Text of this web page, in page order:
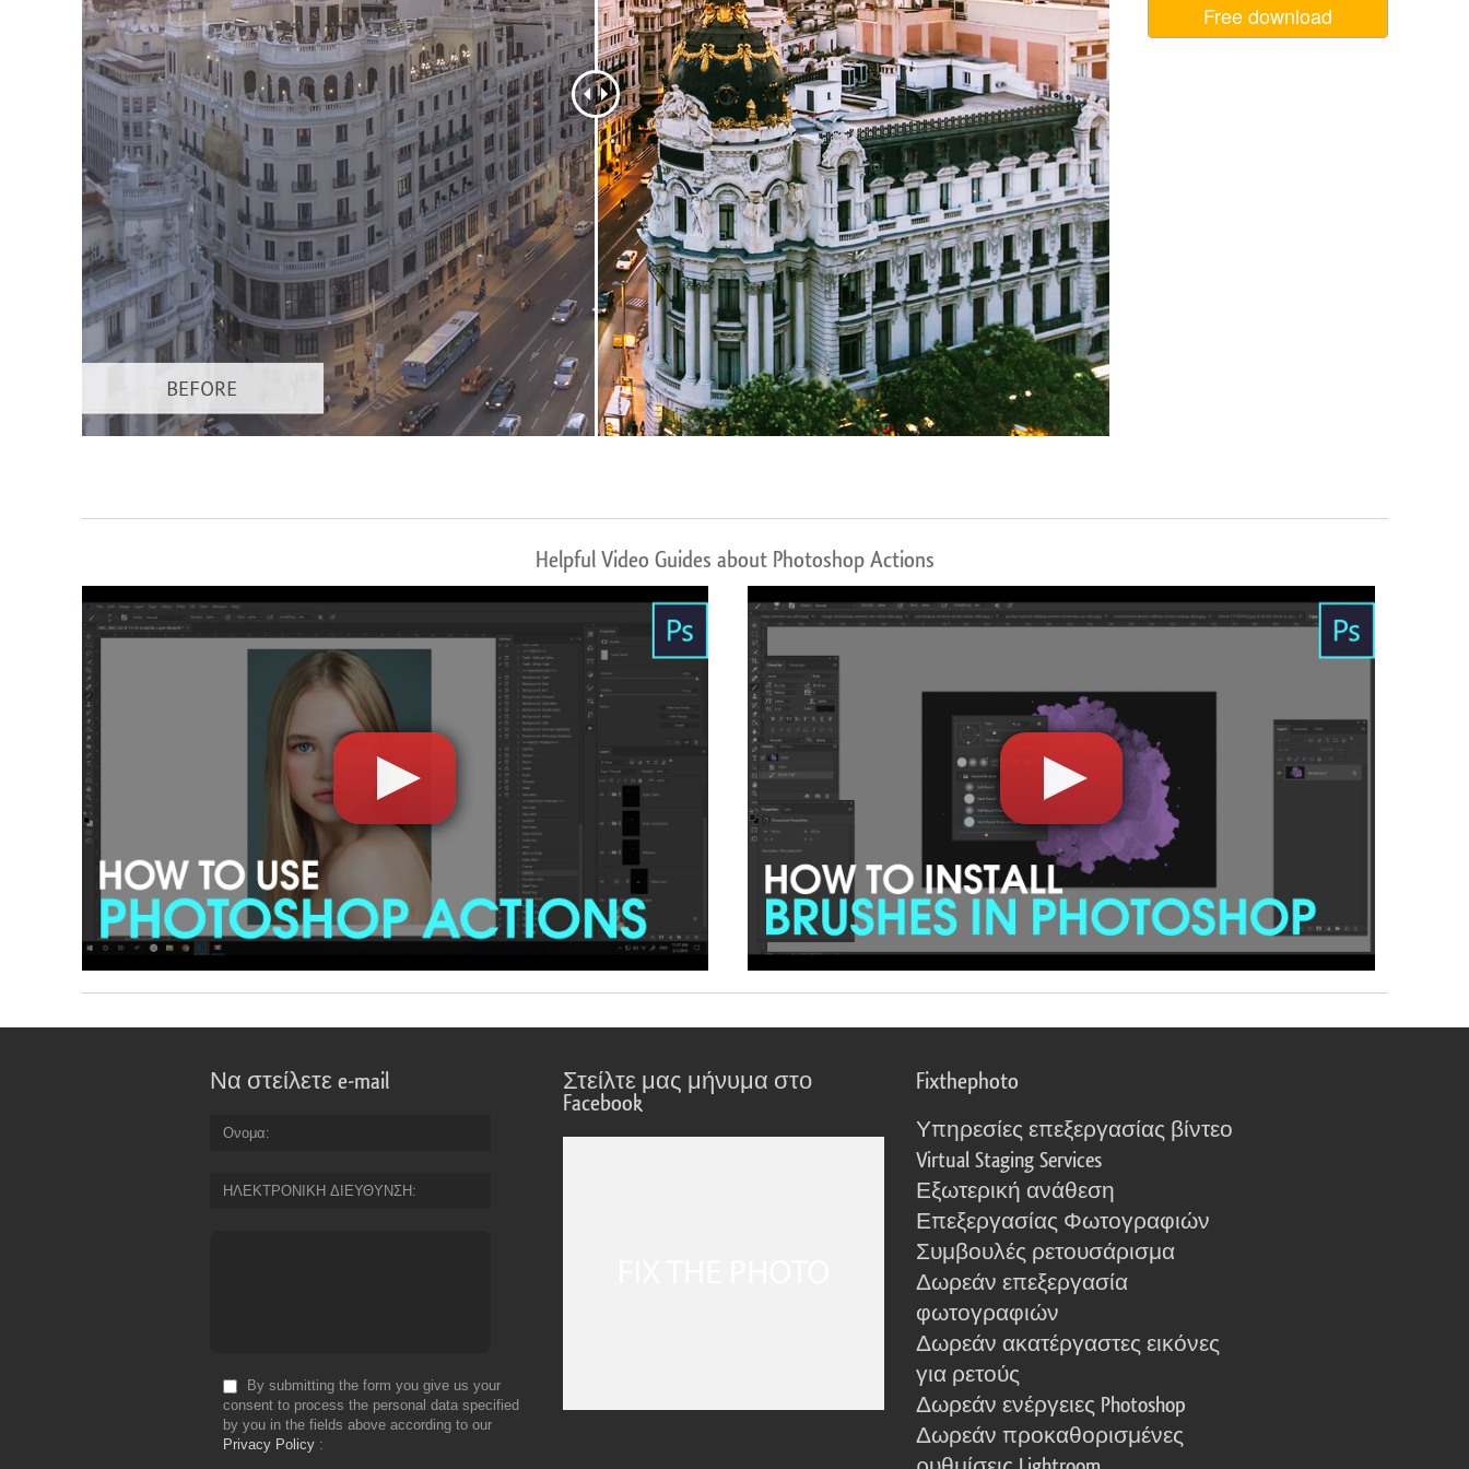
Επεξεργασία
φωτογραφιών προϊόντος
Επεξεργασία
φωτογραφιών
κοσμημάτων
Δεδομένα Εκπαίδευσης AI Video Editing Services Free download
Helpful Video Guides about Photoshop Actions
Να στείλετε e-mail
Ονομα
ΗΛΕΚΤΡΟΝΙΚΗ ΔΙΕΥΘΥΝΣΗ
By submitting the form you give us your
consent to process the personal data specified
by you in the fields above according to our
Privacy Policy
Στείλτε μας μήνυμα στο
Facebook
Fixthephoto
Υπηρεσίες επεξεργασίας βίντεο
Virtual Staging Services
Εξωτερική ανάθεση
Επεξεργασίας Φωτογραφιών
Συμβουλές ρετουσάρισμα
Δωρεάν επεξεργασία
φωτογραφιών
Δωρεάν ακατέργαστες εικόνες
για ρετούς
Δωρεάν ενέργειες Photoshop
Δωρεάν προκαθορισμένες